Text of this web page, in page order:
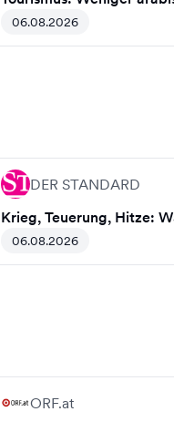
06.08.2026
DER STANDARD
Krieg, Teuerung, Hitze:
06.08.2026
ORF.at